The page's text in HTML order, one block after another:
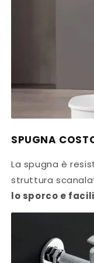
SPUGNA
La spugna è
struttura
lo sporco e